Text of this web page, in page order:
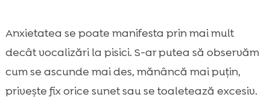
Anxietatea se poate manifesta prin mai mult
decât vocalizări la pisici. S-ar putea să observăm
cum se ascunde mai des, mănâncă mai puțin,
privește fix orice sunet sau se toaletează excesiv.